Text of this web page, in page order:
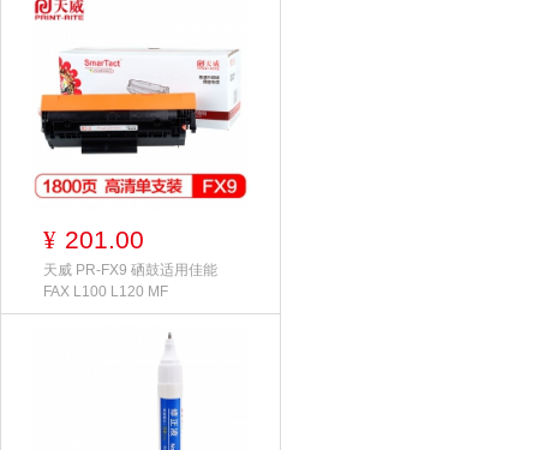
¥ 201.00
天威 PR-FX9 硒鼓适用佳能
FAX L100 L120 MF